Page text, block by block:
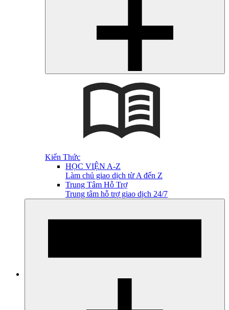
Kiến Thức
HỌC VIỆN A-Z
Làm chủ giao dịch từ A đến Z
Trung Tâm Hỗ Trợ
Trung tâm hỗ trợ giao dịch 24/7